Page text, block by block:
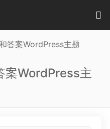
答案WordPress主题
案WordPress主